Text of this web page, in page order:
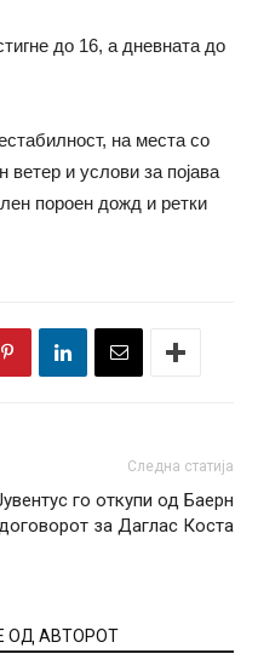
до 16, а дневната до
на места со
и услови за појава
пороен дожд и ретки
Следна статија
го откупи од Баерн
за Даглас Коста
ОД АВТОРОТ